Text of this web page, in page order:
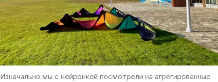
метеостанции, которая стоит наКоматеке, раскрыла
удивительную правду о кайтинге в нашем городе. Вот вам и
кайт в Екатеринбурге!
📑 Зачем все это?
Изначально мы с нейронкой посмотрели на агрегированные